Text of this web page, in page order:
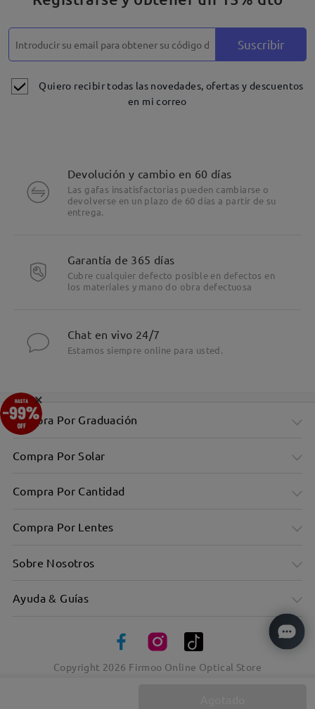
Suscribir
Quiero recibir todas las novedades, ofertas y descuentos
en mi correo
Devolución y cambio en 60 días
Las gafas insatisfactorias pueden cambiarse o
devolverse en un plazo de 60 días a partir de su
entrega.
Garantía de 365 días
Cubre cualquier defecto posible en defectos en
los materiales y mano do obra defectuosa
Chat en vivo 24/7
Estamos siempre online para usted.
Compra Por Graduación
Compra Por Solar
Compra Por Cantidad
Compra Por Lentes
Sobre Nosotros
Ayuda & Guías
Copyright 2026 Firmoo Online Optical Store
×